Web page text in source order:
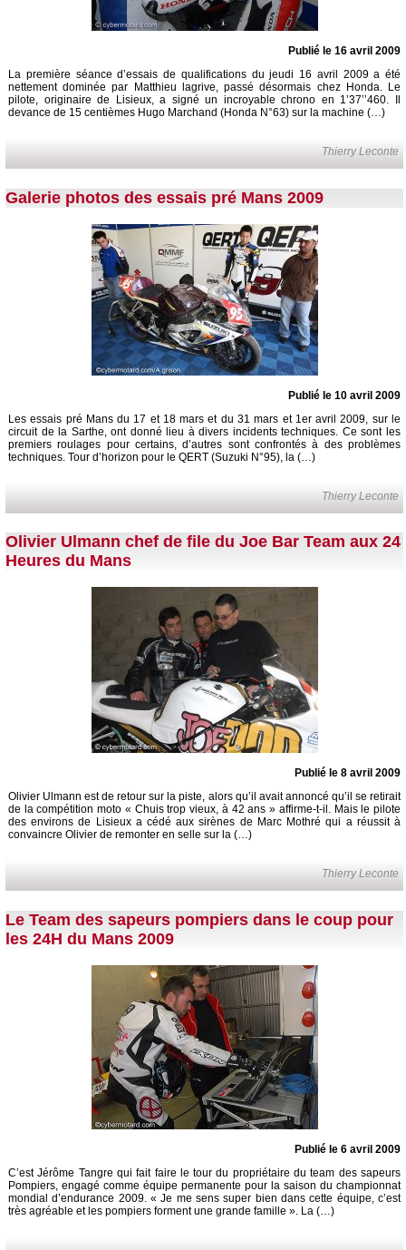
Publié le 16 avril 2009
La première séance d’essais de qualifications du jeudi 16 avril 2009 a été
nettement dominée par Matthieu lagrive, passé désormais chez Honda. Le
pilote, originaire de Lisieux, a signé un incroyable chrono en 1’37’’460. Il
devance de 15 centièmes Hugo Marchand (Honda N°63) sur la machine (…)
Thierry Leconte
Galerie photos des essais pré Mans 2009
Publié le 10 avril 2009
Les essais pré Mans du 17 et 18 mars et du 31 mars et 1er avril 2009, sur le
circuit de la Sarthe, ont donné lieu à divers incidents techniques. Ce sont les
premiers roulages pour certains, d’autres sont confrontés à des problèmes
techniques. Tour d’horizon pour le QERT (Suzuki N°95), la (…)
Thierry Leconte
Olivier Ulmann chef de file du Joe Bar Team aux 24
Heures du Mans
Publié le 8 avril 2009
Olivier Ulmann est de retour sur la piste, alors qu’il avait annoncé qu’il se retirait
de la compétition moto « Chuis trop vieux, à 42 ans » affirme-t-il. Mais le pilote
des environs de Lisieux a cédé aux sirènes de Marc Mothré qui a réussit à
convaincre Olivier de remonter en selle sur la (…)
Thierry Leconte
Le Team des sapeurs pompiers dans le coup pour
les 24H du Mans 2009
Publié le 6 avril 2009
C’est Jérôme Tangre qui fait faire le tour du propriétaire du team des sapeurs
Pompiers, engagé comme équipe permanente pour la saison du championnat
mondial d’endurance 2009. « Je me sens super bien dans cette équipe, c’est
très agréable et les pompiers forment une grande famille ». La (…)